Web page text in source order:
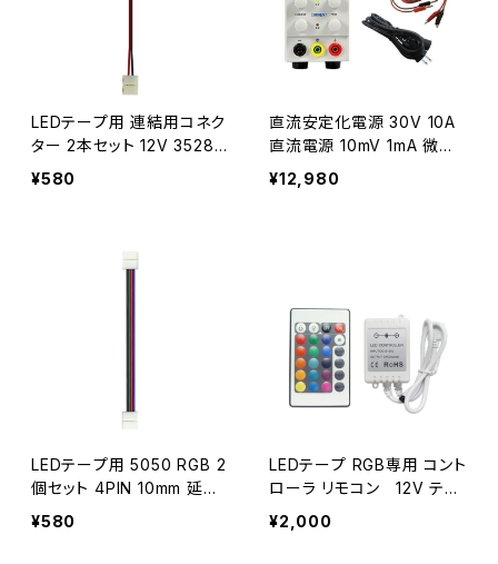
LEDテープ用 連結用コネク
ター 2本セット 12V 3528S
MD用 はんだ付け不要！ テ
¥580
直流安定化電源 30V 10A
直流電源 10mV 1mA 微調
整対応モデル スイッチング
式 0-30V 0-10A 送料無料
¥12,980
LEDテープ用 5050 RGB 2
個セット 4PIN 10mm 延長
コネクタ/コネクター/ はん
¥580
LEDテープ RGB専用 コント
ローラ リモコン 12V テー
プLED 送料無料 在庫処分2
週間交換保証「RGB-CTRL.
¥2,000